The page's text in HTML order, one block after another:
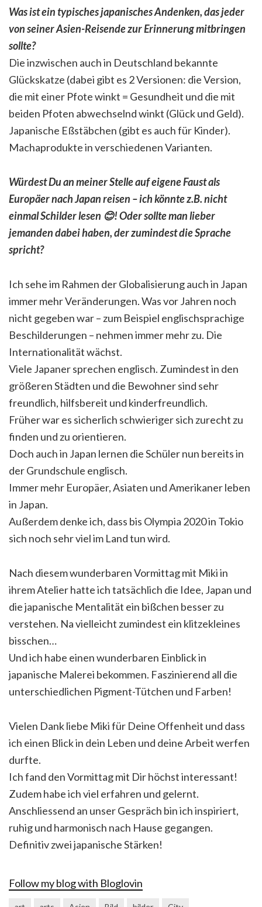
Was ist ein typisches japanisches Andenken, das jeder
von seiner Asien-Reisende zur Erinnerung mitbringen
sollte?
Die inzwischen auch in Deutschland bekannte
Glückskatze (dabei gibt es 2 Versionen: die Version,
die mit einer Pfote winkt = Gesundheit und die mit
beiden Pfoten abwechselnd winkt (Glück und Geld).
Japanische Eßstäbchen (gibt es auch für Kinder).
Machaprodukte in verschiedenen Varianten.
Würdest Du an meiner Stelle auf eigene Faust als
Europäer nach Japan reisen – ich könnte z.B. nicht
einmal Schilder lesen 😊! Oder sollte man lieber
jemanden dabei haben, der zumindest die Sprache
spricht?
Ich sehe im Rahmen der Globalisierung auch in Japan
immer mehr Veränderungen. Was vor Jahren noch
nicht gegeben war – zum Beispiel englischsprachige
Beschilderungen – nehmen immer mehr zu. Die
Internationalität wächst.
Viele Japaner sprechen englisch. Zumindest in den
größeren Städten und die Bewohner sind sehr
freundlich, hilfsbereit und kinderfreundlich.
Früher war es sicherlich schwieriger sich zurecht zu
finden und zu orientieren.
Doch auch in Japan lernen die Schüler nun bereits in
der Grundschule englisch.
Immer mehr Europäer, Asiaten und Amerikaner leben
in Japan.
Außerdem denke ich, dass bis Olympia 2020 in Tokio
sich noch sehr viel im Land tun wird.
Nach diesem wunderbaren Vormittag mit Miki in
ihrem Atelier hatte ich tatsächlich die Idee, Japan und
die japanische Mentalität ein bißchen besser zu
verstehen. Na vielleicht zumindest ein klitzekleines
bisschen…
Und ich habe einen wunderbaren Einblick in
japanische Malerei bekommen. Faszinierend all die
unterschiedlichen Pigment-Tütchen und Farben!
Vielen Dank liebe Miki für Deine Offenheit und dass
ich einen Blick in dein Leben und deine Arbeit werfen
durfte.
Ich fand den Vormittag mit Dir höchst interessant!
Zudem habe ich viel erfahren und gelernt.
Anschliessend an unser Gespräch bin ich inspiriert,
ruhig und harmonisch nach Hause gegangen.
Definitiv zwei japanische Stärken!
Follow my blog with Bloglovin